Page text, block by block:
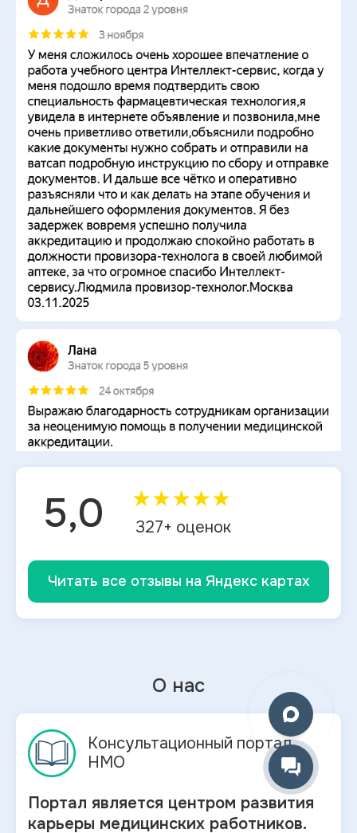
5,0 ★★★★★
327+ оценок
Читать все отзывы на Яндекс картах
О нас
Консультационный портал
НМО
Портал является центром развития
карьеры медицинских работников.